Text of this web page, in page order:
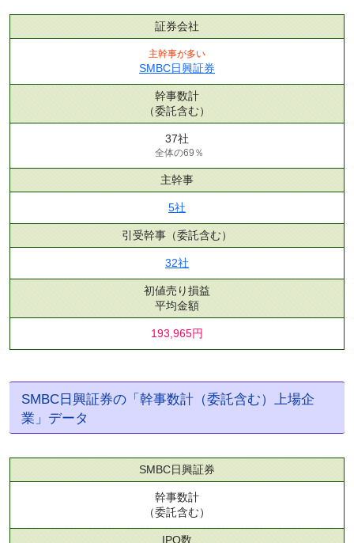
証券会社
主幹事が多い
SMBC日興証券
幹事数計
（委託含む）
37社
全体の69％
主幹事
5社
引受幹事 （委託含む）
32社
初値売り損益
平均金額
193,965円
SMBC日興証券の「幹事数計（委託含む）上場企
業」データ
SMBC日興証券
幹事数計
（委託含む）
IPO数